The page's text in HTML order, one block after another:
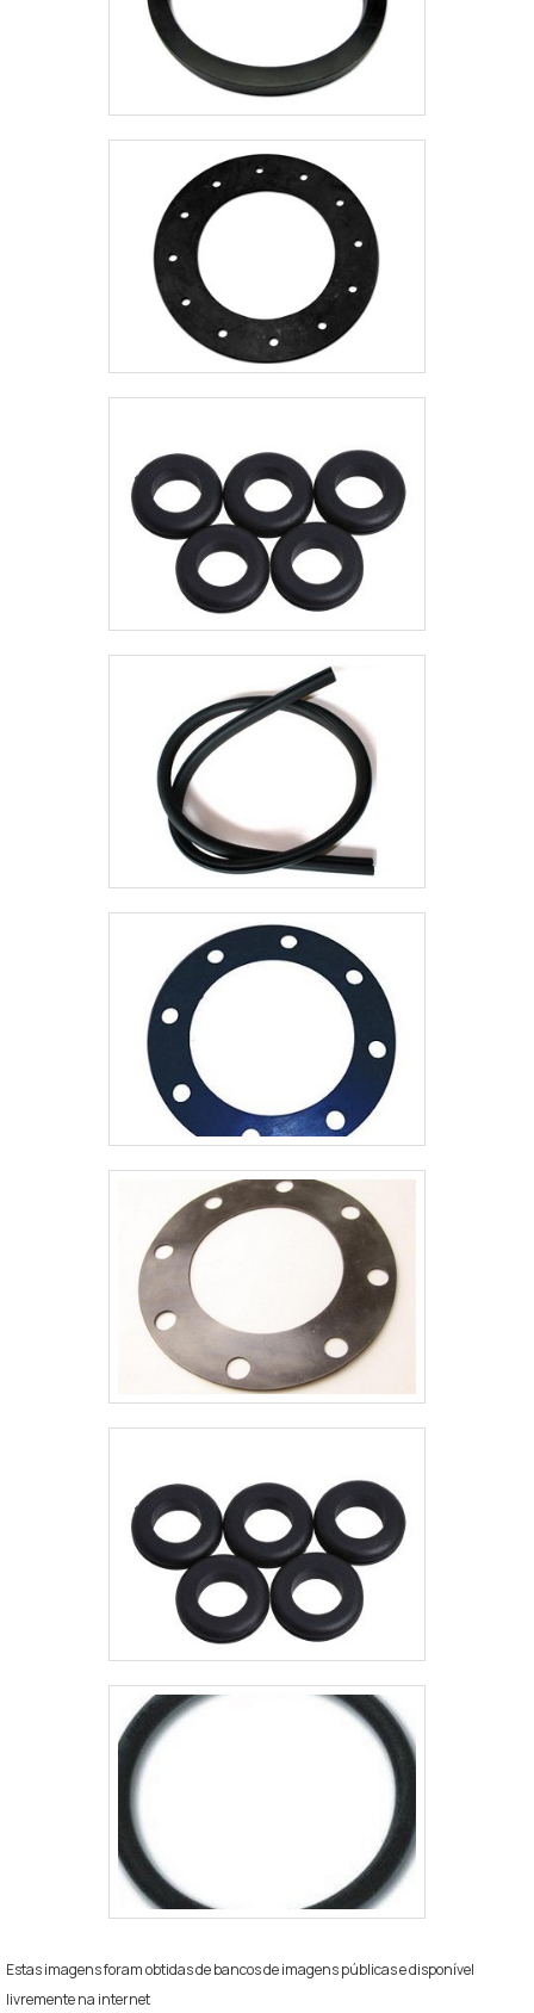
Estas imagens foram obtidas de bancos de imagens públicas e disponível
livremente na internet